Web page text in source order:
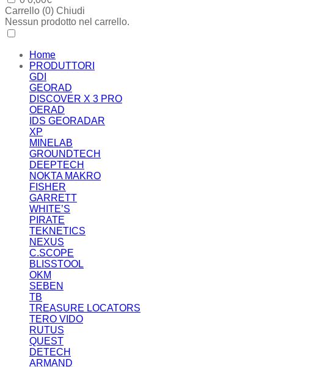
Carrello (0) Chiudi
Nessun prodotto nel carrello.
Home
PRODUTTORI
GDI
GEORAD
DISCOVER X 3 PRO
OERAD
IDS GEORADAR
XP
MINELAB
GROUNDTECH
DEEPTECH
NOKTA MAKRO
FISHER
GARRETT
WHITE’S
PIRATE
TEKNETICS
NEXUS
C.SCOPE
BLISSTOOL
OKM
SEBEN
TB
TREASURE LOCATORS
TERO VIDO
RUTUS
QUEST
DETECH
ARMAND